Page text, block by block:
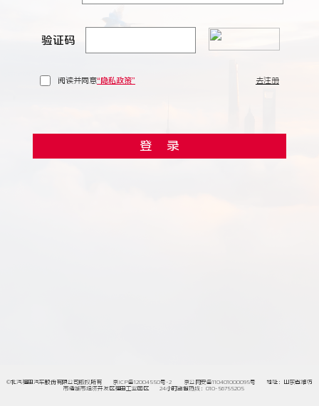
验证码
阅读并同意“隐私政策” 去注册
登 录
©北汽福田汽车股份有限公司版权所有 京ICP备12004550号-2 京公网安备110401000095号
地址：山东省潍坊
市诸城市经济开发区福田工业园区
24小时监督热线：010-56755205